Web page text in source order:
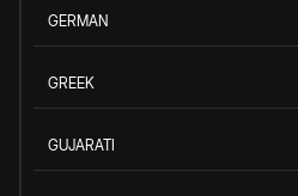
GERMAN
GREEK
GUJARATI